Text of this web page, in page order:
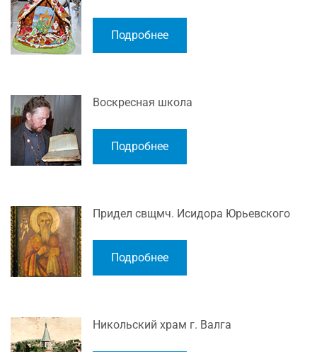
Подробнее
Воскресная школа
Подробнее
Придел свщмч. Исидора Юрьевского
Подробнее
Никольский храм г. Валга